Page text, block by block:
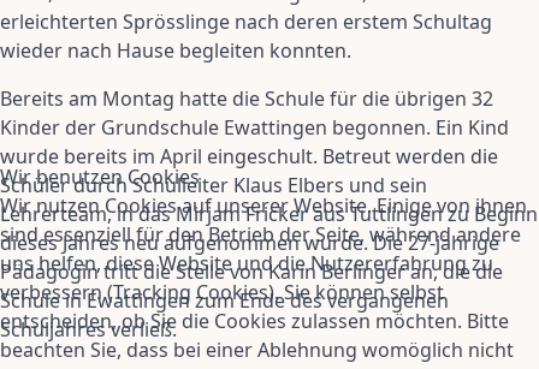
erleichterten Sprösslinge nach deren erstem Schultag
wieder nach Hause begleiten konnten.
Bereits am Montag hatte die Schule für die übrigen 32
Kinder der Grundschule Ewattingen begonnen. Ein Kind
wurde bereits im April eingeschult. Betreut werden die
Schüler durch Schulleiter Klaus Elbers und sein
Lehrerteam, in das Mirjam Fricker aus Tuttlingen zu Beginn
dieses Jahres neu aufgenommen wurde. Die 27-jährige
Pädagogin tritt die Stelle von Karin Berlinger an, die die
Schule in Ewattingen zum Ende des vergangenen
Schuljahres verließ.
Wir benutzen Cookies
Wir nutzen Cookies auf unserer Website. Einige von ihnen
sind essenziell für den Betrieb der Seite, während andere
uns helfen, diese Website und die Nutzererfahrung zu
verbessern (Tracking Cookies). Sie können selbst
entscheiden, ob Sie die Cookies zulassen möchten. Bitte
beachten Sie, dass bei einer Ablehnung womöglich nicht